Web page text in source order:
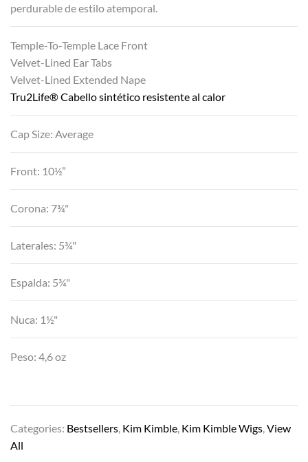
perdurable de estilo atemporal.
Temple-To-Temple Lace Front
Velvet-Lined Ear Tabs
Velvet-Lined Extended Nape
Tru2Life® Cabello sintético resistente al calor
Cap Size: Average
Front: 10½”
Corona: 7¾"
Laterales: 5¾"
Espalda: 5¾"
Nuca: 1½"
Peso: 4,6 oz
Categories: Bestsellers Kim Kimble Kim Kimble Wigs View
All